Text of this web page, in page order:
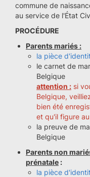
commune de
au service de l'État
PROCÉDURE
Parents mariés :
la pièce
le carnet de
Belgique
attention : si
Belgique,
bien été
et qu'il figure
la preuve de
Belgique
Parents non
prénatale :
la pièce